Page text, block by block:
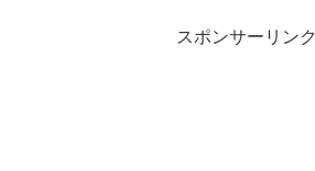
スポンサーリンク